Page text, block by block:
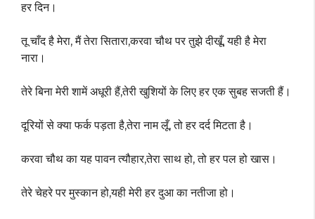
हर दिन।
तू चाँद है मेरा, मैं तेरा सितारा,करवा चौथ पर तुझे दीखूँ, यही है मेरा
नारा।
तेरे बिना मेरी शामें अधूरी हैं,तेरी खुशियों के लिए हर एक सुबह सजती हैं।
दूरियों से क्या फर्क पड़ता है,तेरा नाम लूँ, तो हर दर्द मिटता है।
करवा चौथ का यह पावन त्यौहार,तेरा साथ हो, तो हर पल हो खास।
तेरे चेहरे पर मुस्कान हो,यही मेरी हर दुआ का नतीजा हो।